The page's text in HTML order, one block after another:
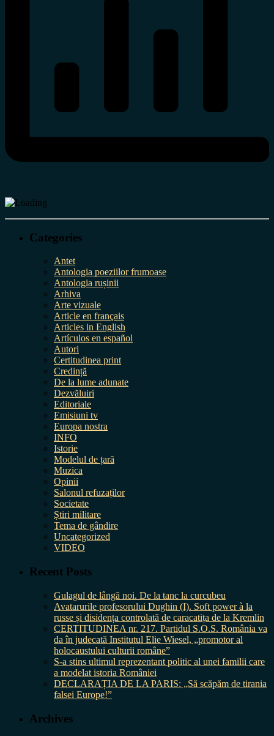
Categories
Antet
Antologia poeziilor frumoase
Antologia rușinii
Arhiva
Arte vizuale
Article en français
Articles in English
Artículos en español
Autori
Certitudinea print
Credință
De la lume adunate
Dezvăluiri
Editoriale
Emisiuni tv
Europa nostra
INFO
Istorie
Modelul de țară
Muzica
Opinii
Salonul refuzaților
Societate
Știri militare
Tema de gândire
Uncategorized
VIDEO
Recent Posts
Gulagul de lângă noi. De la tanc la curcubeu
Avatarurile profesorului Dughin (I). Soft power à la
russe și disidența controlată de caracatița de la Kremlin
CERTITUDINEA nr. 217. Partidul S.O.S. România va
da în judecată Institutul Elie Wiesel, „promotor al
holocaustului culturii române”
S-a stins ultimul reprezentant politic al unei familii care
a modelat istoria României
DECLARAȚIA DE LA PARIS: „Să scăpăm de tirania
falsei Europe!”
Archives